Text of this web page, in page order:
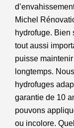
Michel
hydrofuge. Bien
tout aussi
puisse
longtemps.
hydrofuges
garantie de 10
pouvons
ou incolore.